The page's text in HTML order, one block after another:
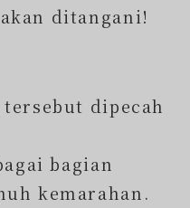
ditangani!
dipecah
bagian
kemarahan.